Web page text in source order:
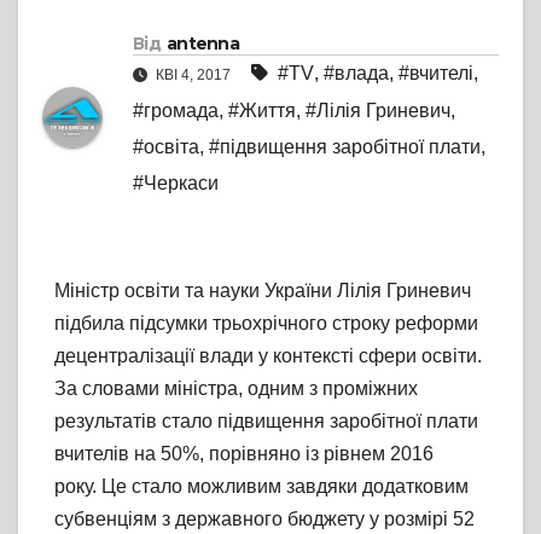
Від antenna
КВІ 4, 2017 #TV, #влада, #вчителі,
#громада, #Життя, #Лілія Гриневич,
#освіта, #підвищення заробітної плати,
#Черкаси
Міністр освіти та науки України Лілія Гриневич
підбила підсумки трьохрічного строку реформи
децентралізації влади у контексті сфери освіти.
За словами міністра, одним з проміжних
результатів стало підвищення заробітної плати
вчителів на 50%, порівняно із рівнем 2016
року. Це стало можливим завдяки додатковим
субвенціям з державного бюджету у розмірі 52